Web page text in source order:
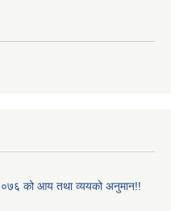
०७६ को आय तथा व्ययको अनुमान!!